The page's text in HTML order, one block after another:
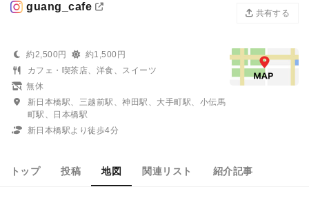
guang_cafe
共有する
約2,500円
約1,500円
カフェ・喫茶店、洋食、スイーツ
無休
新日本橋駅、三越前駅、神田駅、大手町駅、小伝馬
町駅、日本橋駅
新日本橋駅より徒歩4分
トップ 投稿 地図 関連リスト 紹介記事